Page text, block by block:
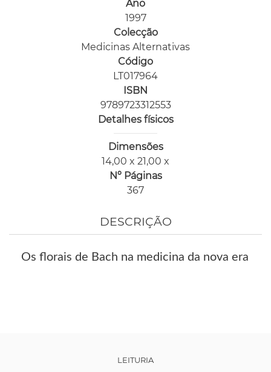
Ano
1997
Colecção
Medicinas Alternativas
Código
LT017964
ISBN
9789723312553
Detalhes físicos
Dimensões
14,00 x 21,00 x
Nº Páginas
367
DESCRIÇÃO
Os florais de Bach na medicina da nova era
LEITURIA